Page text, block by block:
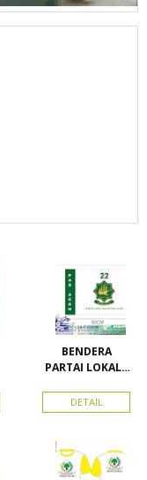
BENDERA
PARTAI LOKAL /
ACEH
DETAIL